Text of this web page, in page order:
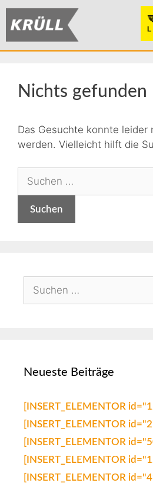
Nichts gefunden
Das Gesuchte konnte leider
werden. Vielleicht hilft die
Neueste Beiträge
[INSERT_ELEMENTOR
[INSERT_ELEMENTOR
[INSERT_ELEMENTOR
[INSERT_ELEMENTOR
[INSERT_ELEMENTOR